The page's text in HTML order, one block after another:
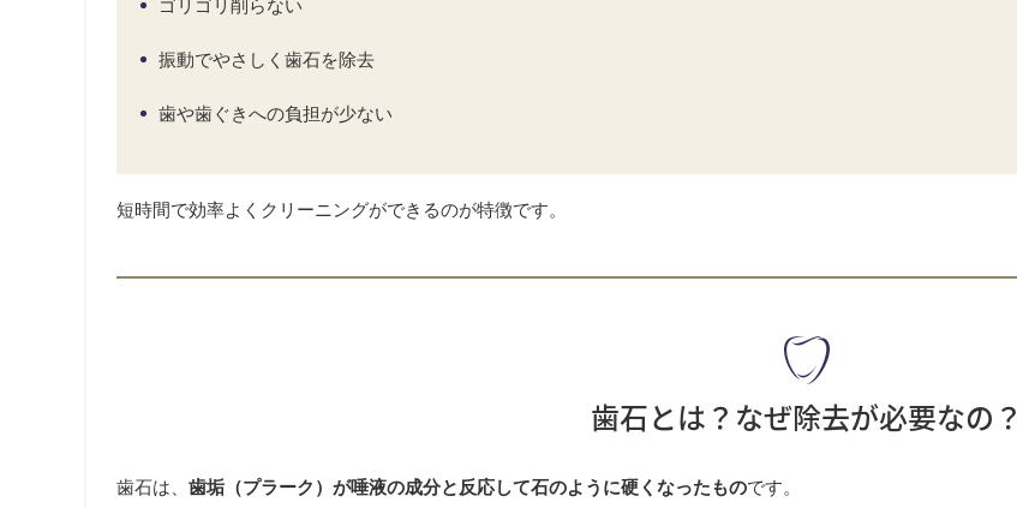
ゴリゴリ削らない
振動でやさしく歯石を除去
歯や歯ぐきへの負担が少ない
短時間で効率よくクリーニングができるのが特徴です。
歯石とは？なぜ除去が必要なの？
歯石は、 歯垢（プラーク）が唾液の成分と反応して石のように硬くなったものです。